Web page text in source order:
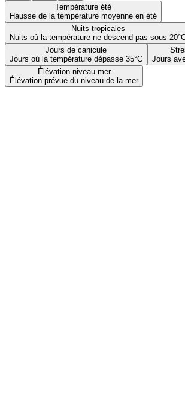
Température été
Hausse de la température moyenne en été
Nuits tropicales
Nuits où la température ne descend pas sous
Jours de canicule
Jours où la température dépasse 35°C
Jours
Élévation niveau mer
Élévation prévue du niveau de la mer